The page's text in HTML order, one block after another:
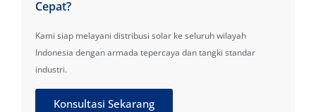
Cepat?
Kami siap melayani distribusi solar ke seluruh wilayah
Indonesia dengan armada tepercaya dan tangki standar
industri.
Konsultasi Sekarang